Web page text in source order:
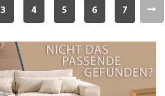
3 4 5 6 7